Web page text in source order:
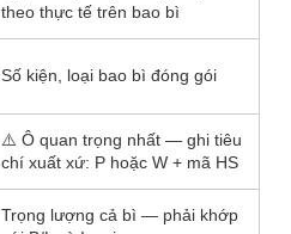
theo thực tế trên bao bì
Số kiện, loại bao bì đóng gói
⚠️ Ô quan trọng nhất — ghi tiêu
chí xuất xứ: P hoặc W + mã HS
Trọng lượng cả bì — phải khớp